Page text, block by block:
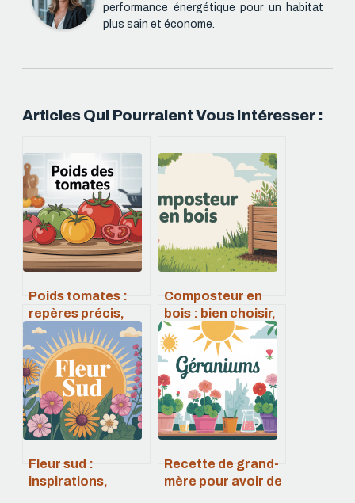
performance énergétique pour un habitat
plus sain et économe.
Articles Qui Pourraient Vous Intéresser :
Poids tomates :
repères précis,
équivalences et
astuces en cuisine
Composteur en
bois : bien choisir,
installer et réussir
son compost
Fleur sud :
inspirations,
Recette de grand-
mère pour avoir de